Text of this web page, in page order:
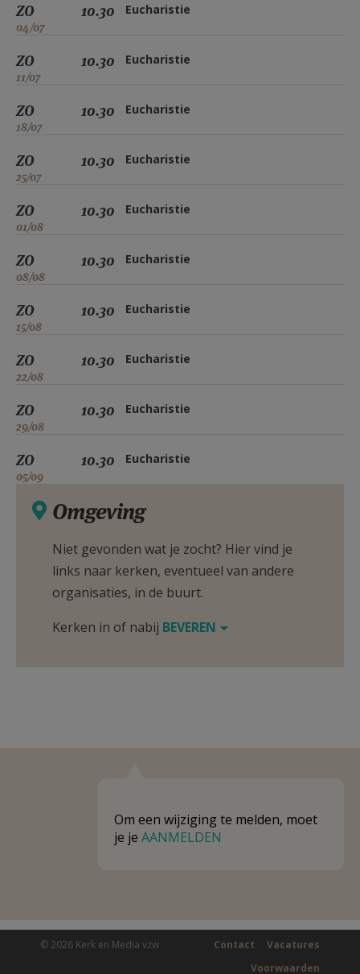
ZO
04/07
10.30 Eucharistie
ZO
11/07
10.30 Eucharistie
ZO
18/07
10.30 Eucharistie
ZO
25/07
10.30 Eucharistie
ZO
01/08
10.30 Eucharistie
ZO
08/08
10.30 Eucharistie
ZO
15/08
10.30 Eucharistie
ZO
22/08
10.30 Eucharistie
ZO
29/08
10.30 Eucharistie
ZO
05/09
10.30 Eucharistie
Omgeving
Niet gevonden wat je zocht? Hier vind je
links naar kerken, eventueel van andere
organisaties, in de buurt.
Kerken in of nabij BEVEREN
Om een wijziging te melden, moet
je je AANMELDEN
© 2026 Kerk en Media vzw Vacatures
Contact
Voorwaarden